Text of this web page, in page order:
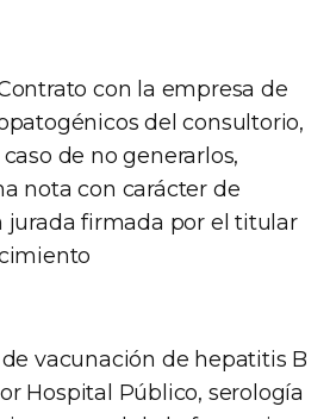
con la empresa de
del consultorio,
de no generarlos,
nota con carácter de
jurada firmada por el titular
vacunación de hepatitis B
Hospital Público, serología